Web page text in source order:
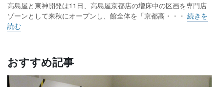
高島屋と東神開発は11日、高島屋京都店の増床中の区画を専門店
ゾーンとして来秋にオープンし、館全体を「京都高・・・ 続きを
読む
おすすめ記事